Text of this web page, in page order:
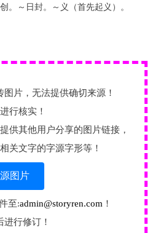
。～日封。～义（首先起义）。
片，无法提供确切来源！
行核实！
供其他用户分享的图片链接，
关文字的字源字形等！
图片
至:admin@storyren.com ！
行修订！